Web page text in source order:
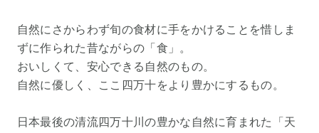
自然にさからわず旬の食材に手をかけることを惜しま
ずに作られた昔ながらの「食」。
おいしくて、安心できる自然のもの。
自然に優しく、ここ四万十をより豊かにするもの。
日本最後の清流四万十川の豊かな自然に育まれた「天